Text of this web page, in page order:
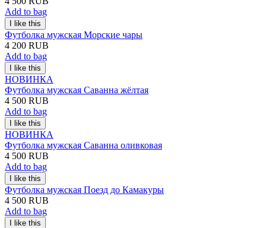
Add to bag
Футболка мужская Морские чары
4 200 RUB
Add to bag
НОВИНКА
Футболка мужская Саванна жёлтая
4 500 RUB
Add to bag
НОВИНКА
Футболка мужская Саванна оливковая
4 500 RUB
Add to bag
Футболка мужская Поезд до Камакуры
4 500 RUB
Add to bag